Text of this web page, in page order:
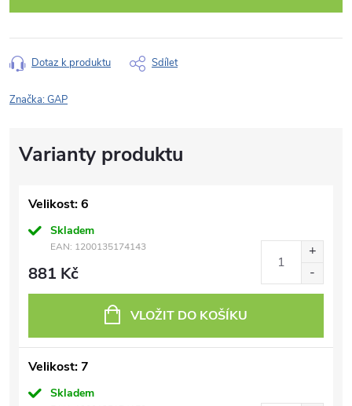
Dotaz k produktu Sdílet
Značka:GAP
Velikost: 6
Skladem
EAN: 1200135174143
881 Kč
VLOŽIT DO KOŠÍKU
Velikost: 7
Skladem